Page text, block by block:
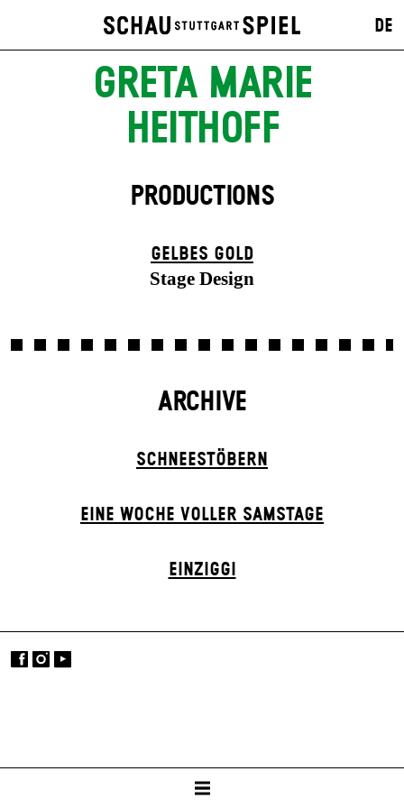
DE
GRETA MARIE
HEITHOFF
PRODUCTIONS
GELBES GOLD
Stage Design
ARCHIVE
SCHNEE­STÖBERN
EINE WOCHE VOLLER SAMSTAGE
EINZIGGI